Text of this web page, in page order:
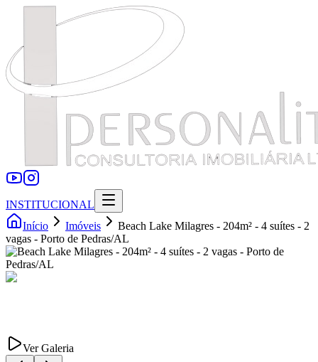
INSTITUCIONAL
Início
Imóveis
Beach Lake Milagres - 204m² - 4 suítes - 2
vagas - Porto de Pedras/AL
Ver Galeria